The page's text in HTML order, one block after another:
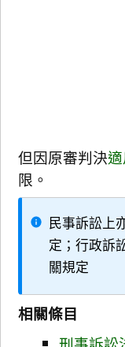
但因原審判決
限。
民事訴訟上
定；行政訴
關規定
相關條目